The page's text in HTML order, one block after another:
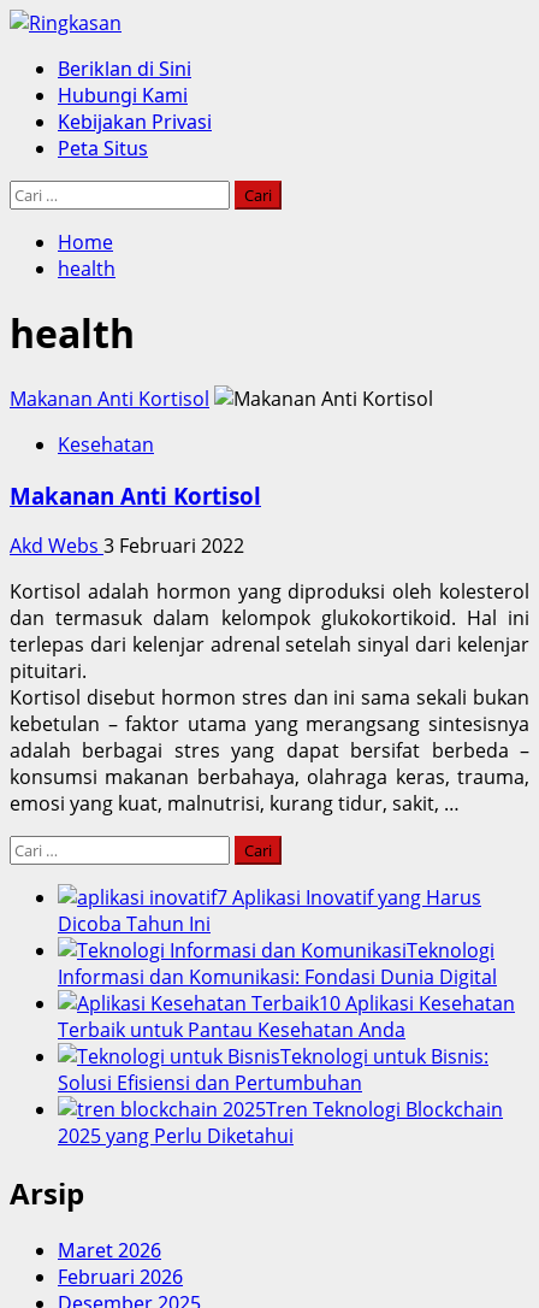
Skip
content
Primary
Menu
Beriklan di Sini
Hubungi Kami
Kebijakan Privasi
Peta Situs
Cari
Home
health
health
Makanan Anti Kortisol
Kesehatan
Makanan Anti Kortisol
Akd Webs 3 Februari 2022
Kortisol adalah hormon yang diproduksi oleh kolesterol
dan termasuk dalam kelompok glukokortikoid. Hal ini
terlepas dari kelenjar adrenal setelah sinyal dari kelenjar
pituitari.
Kortisol disebut hormon stres dan ini sama sekali bukan
kebetulan – faktor utama yang merangsang sintesisnya
adalah berbagai stres yang dapat bersifat berbeda –
konsumsi makanan berbahaya, olahraga keras, trauma,
emosi yang kuat, malnutrisi, kurang tidur, sakit, …
Cari
7 Aplikasi Inovatif yang Harus
Dicoba Tahun Ini
Teknologi
Informasi dan Komunikasi: Fondasi Dunia Digital
10 Aplikasi Kesehatan
Terbaik untuk Pantau Kesehatan Anda
Teknologi untuk Bisnis:
Solusi Efisiensi dan Pertumbuhan
Tren Teknologi Blockchain
2025 yang Perlu Diketahui
Arsip
Maret 2026
Februari 2026